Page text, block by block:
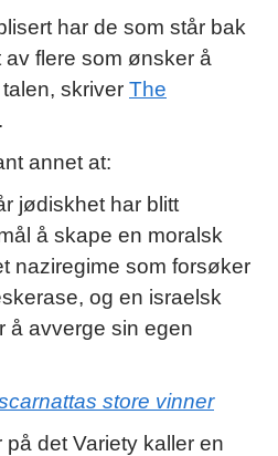
har de som står bak
flere som ønsker å
skriver The
annet at:
jødiskhet har blitt
å skape en moralsk
naziregime som forsøker
og en israelsk
å avverge sin egen
store vinner
det Variety kaller en